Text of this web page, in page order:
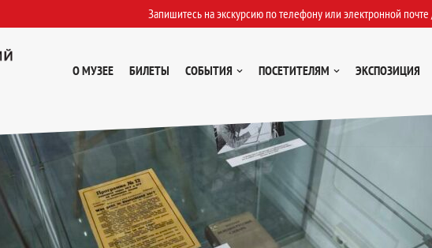
Запишитесь на экскурсию по телефону или электронной
О МУЗЕЕ БИЛЕТЫ СОБЫТИЯ ПОСЕТИТЕЛЯМ ЭКСПОЗИЦИЯ